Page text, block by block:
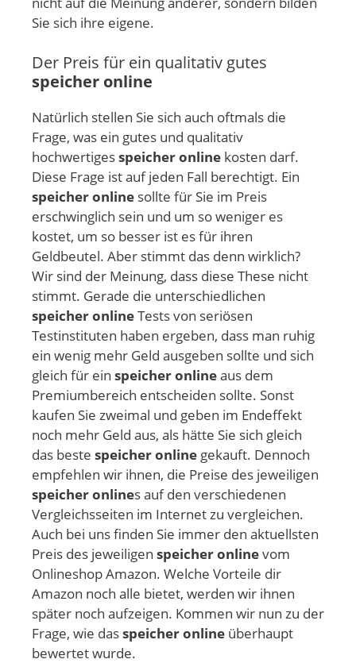
Sie sich ihre eigene.
Der Preis für ein qualitativ gutes
speicher online
Natürlich stellen Sie sich auch oftmals die
Frage, was ein gutes und qualitativ
hochwertigesspeicher online kosten darf.
Diese Frage ist auf jeden Fall berechtigt. Ein
speicher online sollte für Sie im Preis
erschwinglich sein und um so weniger es
kostet, um so besser ist es für ihren
Geldbeutel. Aber stimmt das denn wirklich?
Wir sind der Meinung, dass diese These nicht
stimmt. Gerade die unterschiedlichen
speicher onlineTests von seriösen
Testinstituten haben ergeben, dass man ruhig
ein wenig mehr Geld ausgeben sollte und sich
gleich für ein speicher onlineaus dem
Premiumbereich entscheiden sollte. Sonst
kaufen Sie zweimal und geben im Endeffekt
noch mehr Geld aus, als hätte Sie sich gleich
das beste speicher online gekauft. Dennoch
empfehlen wir ihnen, die Preise des jeweiligen
speicher onlines auf den verschiedenen
Vergleichsseiten im Internet zu vergleichen.
Auch bei uns finden Sie immer den aktuellsten
Preis des jeweiligen speicher onlinevom
Onlineshop Amazon. Welche Vorteile dir
Amazon noch alle bietet, werden wir ihnen
später noch aufzeigen. Kommen wir nun zu der
Frage, wie dasspeicher online überhaupt
bewertet wurde.